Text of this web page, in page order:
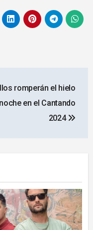
romperán el hielo
en el Cantando
2024